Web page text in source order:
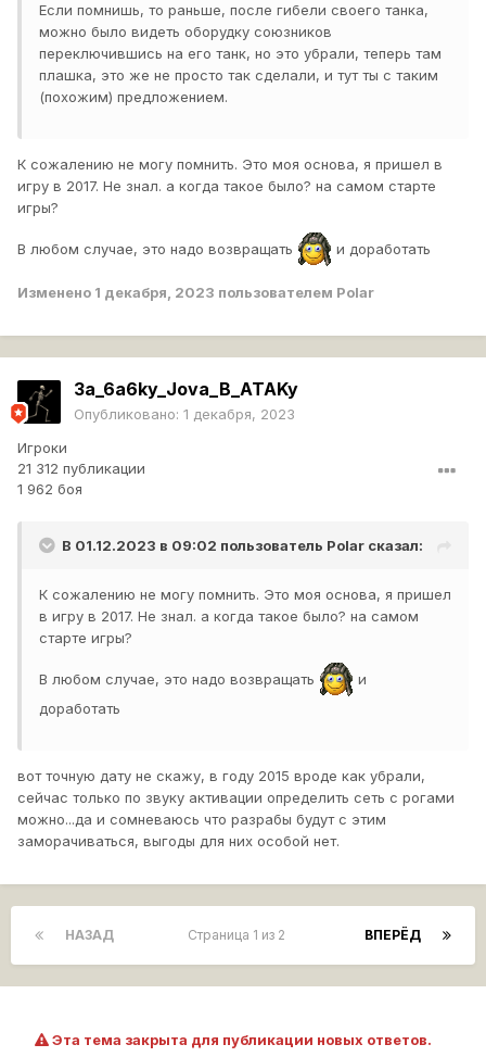
Если помнишь, то раньше, после гибели своего танка,
можно было видеть оборудку союзников
переключившись на его танк, но это убрали, теперь там
плашка, это же не просто так сделали, и тут ты с таким
(похожим) предложением.
К сожалению не могу помнить. Это моя основа, я пришел в
игру в 2017. Не знал. а когда такое было? на самом старте
игры?
В любом случае, это надо возвращать и доработать
Изменено 1 декабря, 2023 пользователем Polar
3a_6a6ky_Jova_B_ATAKy
Опубликовано: 1 декабря, 2023
Игроки
21 312 публикации
1 962 боя
В 01.12.2023 в 09:02 пользователь Polar сказал:
К сожалению не могу помнить. Это моя основа, я пришел
в игру в 2017. Не знал. а когда такое было? на самом
старте игры?
В любом случае, это надо возвращать
и
доработать
вот точную дату не скажу, в году 2015 вроде как убрали,
сейчас только по звуку активации определить сеть с рогами
можно...да и сомневаюсь что разрабы будут с этим
заморачиваться, выгоды для них особой нет.
НАЗАД ВПЕРЁД
Страница 1 из 2
Эта тема закрыта для публикации новых ответов.